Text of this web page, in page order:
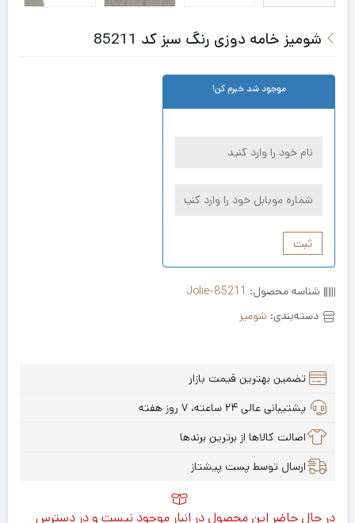
شومیز خامه دوزی رنگ سبز کد 85211
موجود شد خبرم کن!
ثبت
شناسه محصول: Jolie-85211
دسته‌بندی: شومیز
تضمین بهترین قیمت بازار
پشتیبانی عالی ۲۴ ساعته، ۷ روز هفته
اصالت کالاها از برترین برندها
ارسال توسط پست پیشتاز
در حال حاضر این محصول در انبار موجود نیست و در دسترس